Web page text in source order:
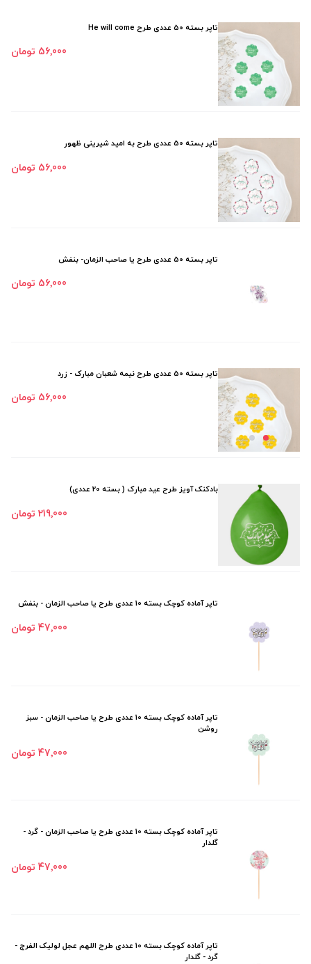
تاپر بسته 50 عددی طرح He will come
56٬000 تومان
تاپر بسته 50 عددی طرح به امید شیرینی ظهور
56٬000 تومان
تاپر بسته 50 عددی طرح یا صاحب الزمان- بنفش
56٬000 تومان
تاپر بسته 50 عددی طرح نیمه شعبان مبارک - زرد
56٬000 تومان
بادکنک آویز طرح عید مبارک ( بسته 20 عددی)
219٬000 تومان
تاپر آماده کوچک بسته 10 عددی طرح یا صاحب الزمان - بنفش
47٬000 تومان
تاپر آماده کوچک بسته 10 عددی طرح یا صاحب الزمان - سبز
روشن
47٬000 تومان
تاپر آماده کوچک بسته 10 عددی طرح یا صاحب الزمان - گرد -
گلدار
47٬000 تومان
تاپر آماده کوچک بسته 10 عددی طرح اللهم عجل لولیک الفرج -
گرد - گلدار